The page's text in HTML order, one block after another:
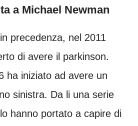
a Michael Newman
precedenza, nel 2011
di avere il parkinson.
ha iniziato ad avere un
sinistra. Da li una serie
hanno portato a capire di